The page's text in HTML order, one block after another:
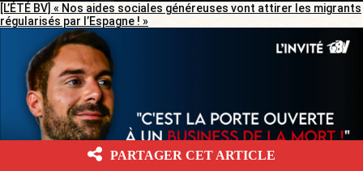
[L’ÉTÉ BV] « Nos aides sociales généreuses vont attirer les migrants
régularisés par l’Espagne ! »
PARTAGER CET ARTICLE